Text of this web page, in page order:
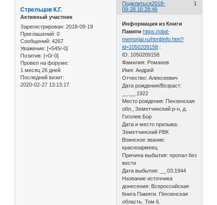
Поделиться 1
2018-
09-28 16:28:46
Стрельцов К.Г.
Активный участник
Зарегистрирован: 2018-09-19
Приглашений: 0
Сообщений: 4267
Уважение: [+545/-0]
Позитив: [+0/-0]
Провел на форуме:
1 месяц 26 дней
Последний визит:
2020-02-27 13:13:17
Информация из Книги
Памяти https://obd-
memorial.ru/html/info.htm?
id=1050209158 :
ID: 1050209158
Фамилия: Романов
Имя: Андрей
Отчество: Алексеевич
Дата рождения/Возраст:
__.__.1922
Место рождения: Пензенская
обл., Земетчинский р-н, д.
Гоголев Бор
Дата и место призыва:
Земетчинский РВК
Воинское звание:
красноармеец
Причина выбытия: пропал без
вести
Дата выбытия: __.03.1944
Название источника
донесения: Всероссийская
Книга Памяти. Пензенская
область. Том 6.